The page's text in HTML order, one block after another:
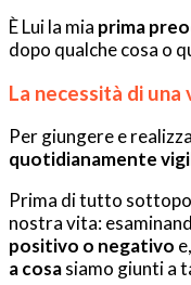
È Lui la mia prima
dopo qualche cosa o
La necessità di
Per giungere e
quotidianamente
Prima di tutto
nostra vita:
positivo o negativo
a cosasiamo giunti a